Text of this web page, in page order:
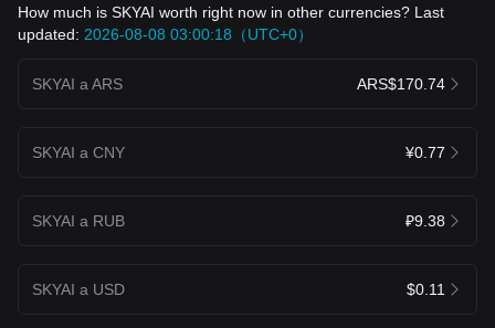
How much is SKYAI worth right now in other currencies? Last
updated: 2026-08-08 03:00:18（UTC+0）
SKYAI a ARS ARS$170.74
SKYAI a CNY ¥0.77
SKYAI a RUB ₽9.38
SKYAI a USD $0.11